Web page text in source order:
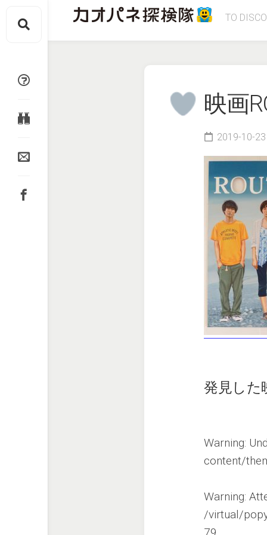
content
TO
映画
2019-10-23
発見した
Warning:
content/
Warning:
/virtual/